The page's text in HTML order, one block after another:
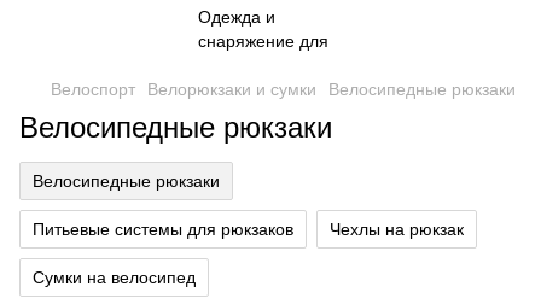
Велоспорт Велорюкзаки и сумки Велосипедные рюкзаки
Велосипедные рюкзаки
Велосипедные рюкзаки
Питьевые системы для рюкзаков Чехлы на рюкзак
Сумки на велосипед